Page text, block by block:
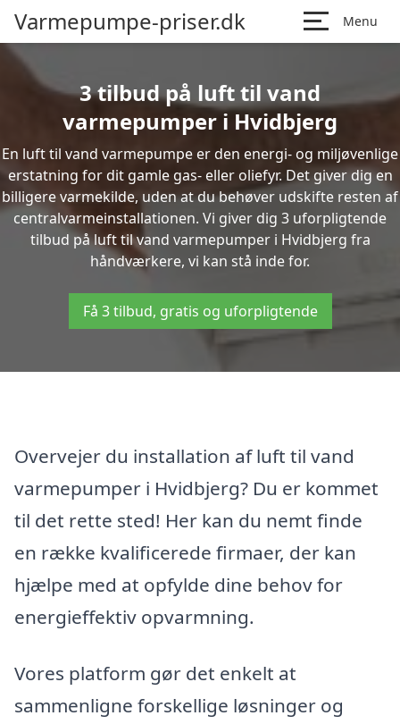
Varmepumpe-priser.dk Menu
3 tilbud på luft til vand
varmepumper i Hvidbjerg
En luft til vand varmepumpe er den energi- og miljøvenlige
erstatning for dit gamle gas- eller oliefyr. Det giver dig en
billigere varmekilde, uden at du behøver udskifte resten af
centralvarmeinstallationen. Vi giver dig 3 uforpligtende
tilbud på luft til vand varmepumper i Hvidbjerg fra
håndværkere, vi kan stå inde for.
Få 3 tilbud, gratis og uforpligtende
Overvejer du installation af luft til vand
varmepumper i Hvidbjerg? Du er kommet
til det rette sted! Her kan du nemt finde
en række kvalificerede firmaer, der kan
hjælpe med at opfylde dine behov for
energieffektiv opvarmning.
Vores platform gør det enkelt at
sammenligne forskellige løsninger og